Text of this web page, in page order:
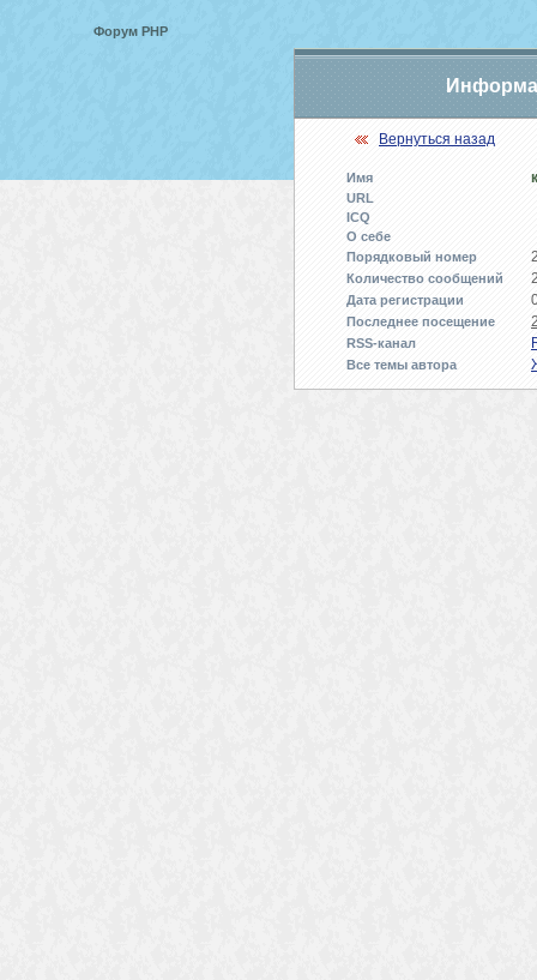
Форум PHP
Вернуться назад
Имя
URL
ICQ
О себе
Порядковый номер
Количество сообщений
Дата регистрации
Последнее посещение
RSS-канал
Все темы автора